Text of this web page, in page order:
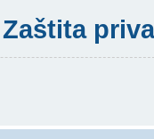
Zaštita